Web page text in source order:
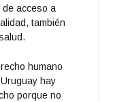
de acceso a
también
humano
hay
porque no